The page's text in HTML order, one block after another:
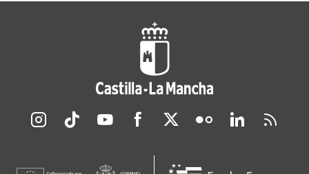
Redes sociales JCCM